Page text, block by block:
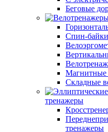
Беговые
Спин-байки
Магнитные
Складные
тренажеры
тренажеры